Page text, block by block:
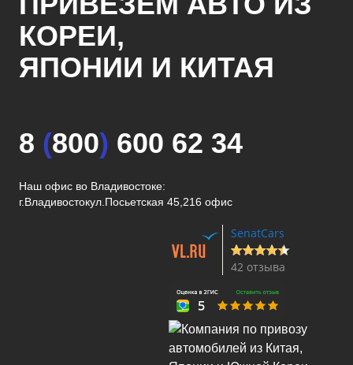
КОРЕИ,
ЯПОНИИ И КИТАЯ
8 (800) 600 62 34
Наш офис во Владивостоке:
г.Владивостокул.Посьетская 45,216 офис
SenatCars
42 отзыва